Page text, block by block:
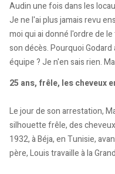
Audin une fois dans les
Je ne l'ai plus jamais revu
moi qui ai donné l'ordre de
son décès. Pourquoi
équipe ? Je n'en sais rien.
25 ans, frêle, les cheveux
Le jour de son arrestation,
silhouette frêle, des
1932, à Béja, en Tunisie,
père, Louis travaille à la